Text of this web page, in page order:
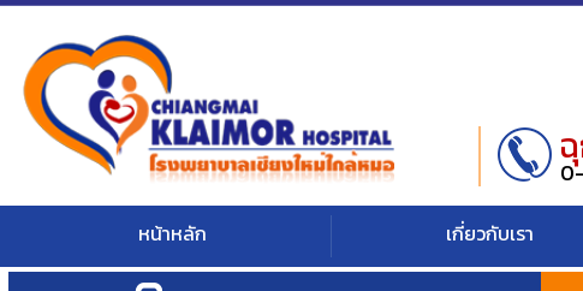
หน้าหลัก เกี่ยวกับเรา